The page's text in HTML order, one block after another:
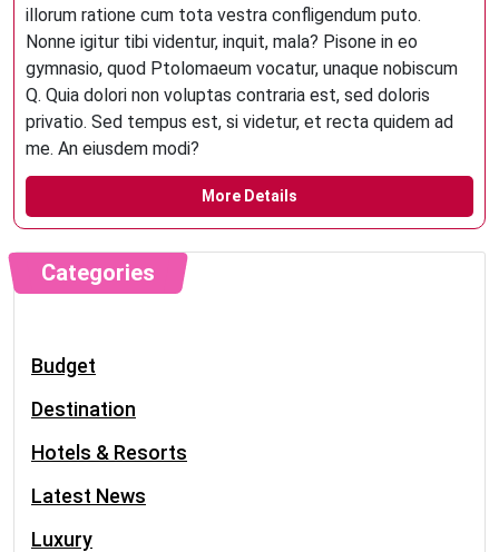
illorum ratione cum tota vestra confligendum puto.
Nonne igitur tibi videntur, inquit, mala? Pisone in eo
gymnasio, quod Ptolomaeum vocatur, unaque nobiscum
Q. Quia dolori non voluptas contraria est, sed doloris
privatio. Sed tempus est, si videtur, et recta quidem ad
me. An eiusdem modi?
More Details
Categories
Budget
Destination
Hotels & Resorts
Latest News
Luxury